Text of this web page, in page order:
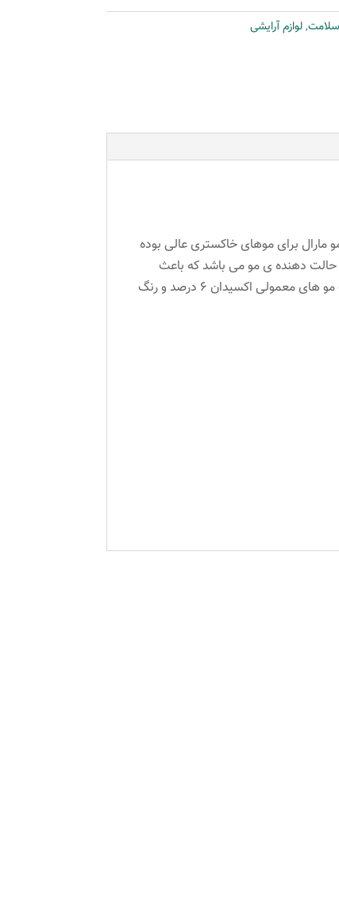
سلامت,لوازم آرایشی
برای موهای خاکستری عالی بوده
و حالت دهنده ی مو می باشد که باعث
درخشندگی مو شده و از خشک شدن و شکنندگی مو جلوگیری می کند. حجم: ۱۰۰ میل نسبت درصد ترکیب ۱ به ۱/۵ برای رنگ مو های معمولی اکسیدان ۶ درصد و رنگ